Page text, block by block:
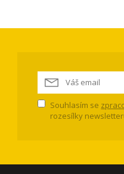
Souhlasím se
rozesílky